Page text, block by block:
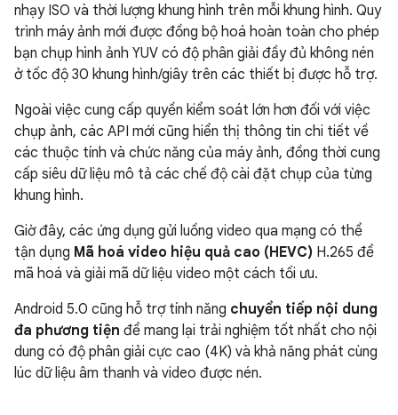
nhạy ISO và thời lượng khung hình trên mỗi khung hình. Quy
trình máy ảnh mới được đồng bộ hoá hoàn toàn cho phép
bạn chụp hình ảnh YUV có độ phân giải đầy đủ không nén
ở tốc độ 30 khung hình/giây trên các thiết bị được hỗ trợ.
Ngoài việc cung cấp quyền kiểm soát lớn hơn đối với việc
chụp ảnh, các API mới cũng hiển thị thông tin chi tiết về
các thuộc tính và chức năng của máy ảnh, đồng thời cung
cấp siêu dữ liệu mô tả các chế độ cài đặt chụp của từng
khung hình.
Giờ đây, các ứng dụng gửi luồng video qua mạng có thể
tận dụng Mã hoá video hiệu quả cao (HEVC) H.265 để
mã hoá và giải mã dữ liệu video một cách tối ưu.
Android 5.0 cũng hỗ trợ tính năng chuyển tiếp nội dung
đa phương tiện để mang lại trải nghiệm tốt nhất cho nội
dung có độ phân giải cực cao (4K) và khả năng phát cùng
lúc dữ liệu âm thanh và video được nén.